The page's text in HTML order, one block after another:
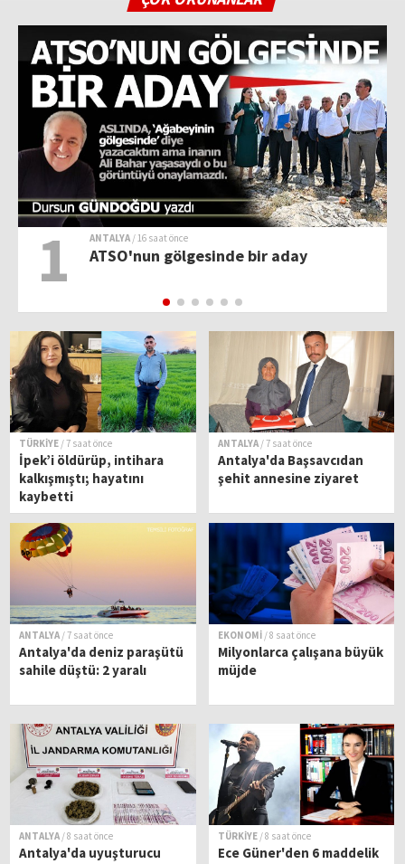
1 ANTALYA / 16 saat önce
ATSO'nun gölgesinde bir aday
TÜRKİYE / 7 saat önce
İpek’i öldürüp, intihara
kalkışmıştı; hayatını
kaybetti
ANTALYA / 7 saat önce
Antalya'da Başsavcıdan
şehit annesine ziyaret
ANTALYA / 7 saat önce
Antalya'da deniz paraşütü
sahile düştü: 2 yaralı
EKONOMİ / 8 saat önce
Milyonlarca çalışana büyük
müjde
ANTALYA / 8 saat önce
Antalya'da uyuşturucu
TÜRKİYE / 8 saat önce
Ece Güner'den 6 maddelik